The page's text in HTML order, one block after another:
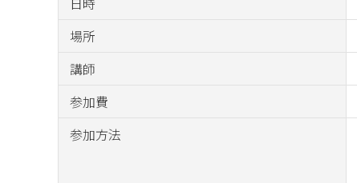
場所
講師
参加費
参加方法